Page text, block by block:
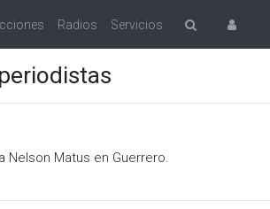
Radios Servicios
Matus en Guerrero.